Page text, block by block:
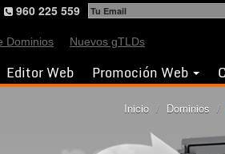
960 225 559
Dominios Nuevos gTLDs
Editor Web Promoción Web
Inicio / Dominios /